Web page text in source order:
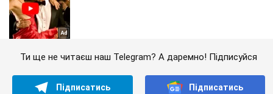
Ти ще не читаєш наш Telegram? А даремно! Підписуйся
Підписатись Підписатись